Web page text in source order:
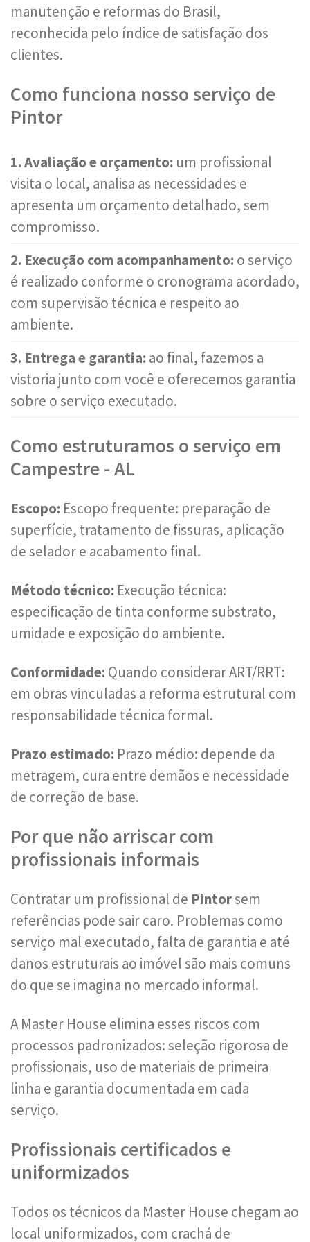
manutenção e reformas do Brasil,
reconhecida pelo índice de satisfação dos
clientes.
Como funciona nosso serviço de
Pintor
1. Avaliação e orçamento: um profissional
visita o local, analisa as necessidades e
apresenta um orçamento detalhado, sem
compromisso.
2. Execução com acompanhamento: o serviço
é realizado conforme o cronograma acordado,
com supervisão técnica e respeito ao
ambiente.
3. Entrega e garantia: ao final, fazemos a
vistoria junto com você e oferecemos garantia
sobre o serviço executado.
Como estruturamos o serviço em
Campestre - AL
Escopo: Escopo frequente: preparação de
superfície, tratamento de fissuras, aplicação
de selador e acabamento final.
Método técnico: Execução técnica:
especificação de tinta conforme substrato,
umidade e exposição do ambiente.
Conformidade: Quando considerar ART/RRT:
em obras vinculadas a reforma estrutural com
responsabilidade técnica formal.
Prazo estimado: Prazo médio: depende da
metragem, cura entre demãos e necessidade
de correção de base.
Por que não arriscar com
profissionais informais
Contratar um profissional de Pintorsem
referências pode sair caro. Problemas como
serviço mal executado, falta de garantia e até
danos estruturais ao imóvel são mais comuns
do que se imagina no mercado informal.
A Master House elimina esses riscos com
processos padronizados: seleção rigorosa de
profissionais, uso de materiais de primeira
linha e garantia documentada em cada
serviço.
Profissionais certificados e
uniformizados
Todos os técnicos da Master House chegam ao
local uniformizados, com crachá de